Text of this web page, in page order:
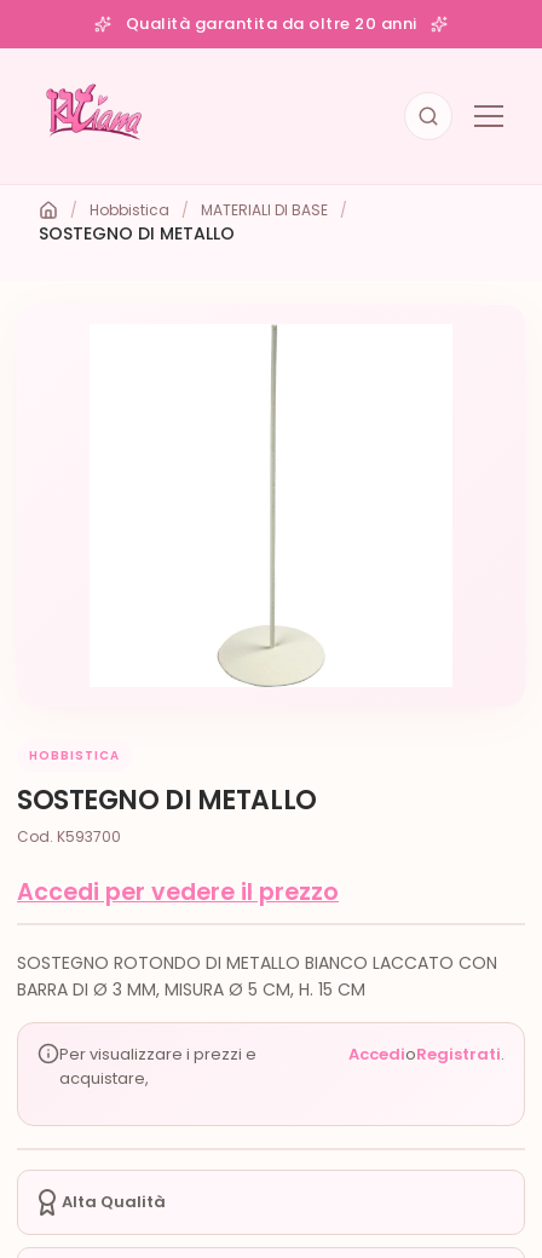
Qualità garantita da oltre 20 anni
/ Hobbistica / MATERIALI DI BASE /
SOSTEGNO DI METALLO
HOBBISTICA
SOSTEGNO DI METALLO
Cod. K593700
Accedi per vedere il prezzo
SOSTEGNO ROTONDO DI METALLO BIANCO LACCATO CON
BARRA DI Ø 3 MM, MISURA Ø 5 CM, H. 15 CM
Per visualizzare i prezzi e
acquistare,
AccedioRegistrati.
Alta Qualità